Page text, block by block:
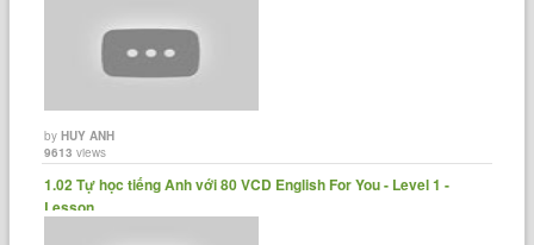
byHUY ANH
9613 views
1.02 Tự học tiếng Anh với 80 VCD English For You - Level 1 -
Lesson......